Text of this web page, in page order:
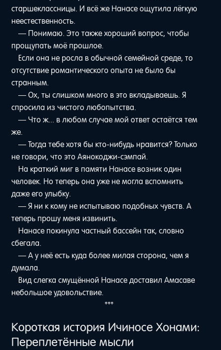
старшеклассницы. И всё же Нанасе ощутила лёгкую
неестественность.
— Понимаю. Это также хороший вопрос, чтобы
прощупать моё прошлое.
Если она не росла в обычной семейной среде, то
отсутствие романтического опыта не было бы
странным.
— Ох, ты слишком много в это вкладываешь. Я
спросила из чистого любопытства.
— Что ж... в любом случае мой ответ остаётся тем
же.
— Тогда тебе хотя бы кто-нибудь нравится? Только
не говори, что это Аянокоджи-сэмпай.
На краткий миг в памяти Нанасе возник один
человек. Но теперь она уже не могла вспомнить
даже его улыбку.
— Я ни к кому не испытываю подобных чувств. А
теперь прошу меня извинить.
Нанасе покинула частный бассейн так, словно
сбегала.
— А у неё есть куда более милая сторона, чем я
думала.
Вид слегка смущённой Нанасе доставил Амасаве
небольшое удовольствие.
***
Короткая история Ичиносе Хонами:
Переплетённые мысли